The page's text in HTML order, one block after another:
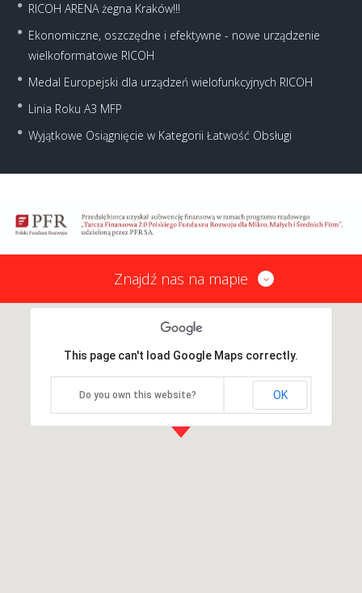
RICOH ARENA żegna Kraków!!!
Ekonomiczne, oszczędne i efektywne - nowe urządzenie
wielkoformatowe RICOH
Medal Europejski dla urządzeń wielofunkcyjnych RICOH
Linia Roku A3 MFP
Wyjątkowe Osiągnięcie w Kategorii Łatwość Obsługi
Znajdź nas na mapie
This page can't load Google Maps correctly.
Do you own this website? OK